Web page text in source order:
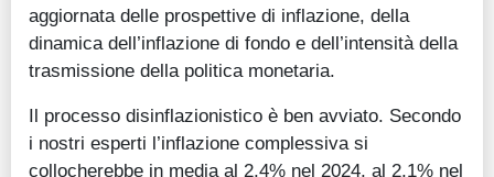
aggiornata delle prospettive di inflazione, della
dinamica dell’inflazione di fondo e dell’intensità della
trasmissione della politica monetaria.
Il processo disinflazionistico è ben avviato. Secondo
i nostri esperti l’inflazione complessiva si
collocherebbe in media al 2,4% nel 2024, al 2,1% nel